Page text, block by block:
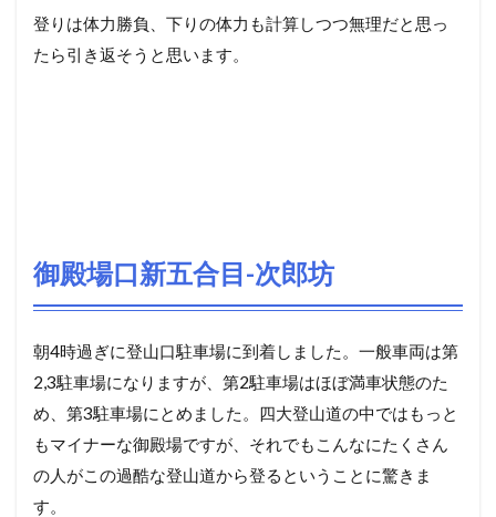
登りは体力勝負、下りの体力も計算しつつ無理だと思っ
たら引き返そうと思います。
御殿場口新五合目-次郎坊
朝4時過ぎに登山口駐車場に到着しました。一般車両は第
2,3駐車場になりますが、第2駐車場はほぼ満車状態のた
め、第3駐車場にとめました。四大登山道の中ではもっと
もマイナーな御殿場ですが、それでもこんなにたくさん
の人がこの過酷な登山道から登るということに驚きま
す。